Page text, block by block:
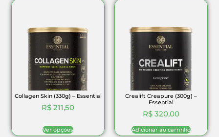
Collagen Skin (330g) – Essential
R$ 211,50
Ver opções
Crealift Creapure (300g) –
Essential
R$ 320,00
Adicionar ao carrinho